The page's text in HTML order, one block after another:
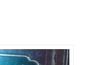
חומרי לימוד
לכיתה: